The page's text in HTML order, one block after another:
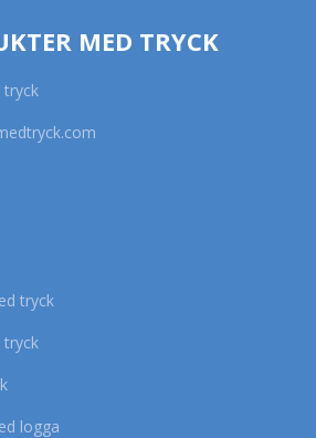
MED TRYCK
tryck
tryck
tryck
logga